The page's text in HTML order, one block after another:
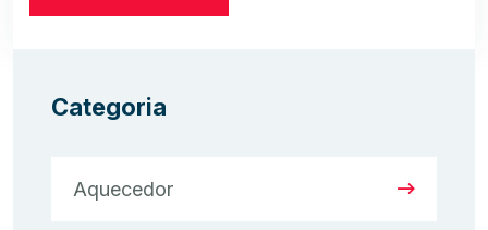
Categoria
Aquecedor